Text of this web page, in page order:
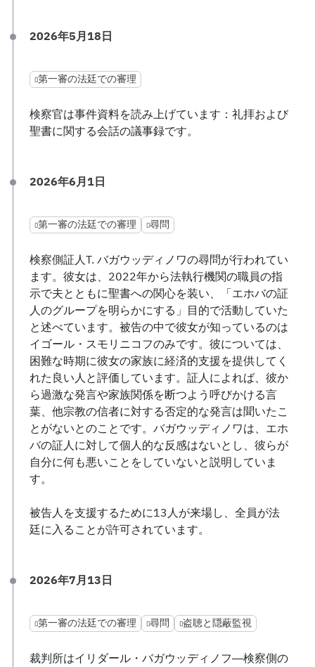
2026年5月18日
第一審の法廷での審理
検察官は事件資料を読み上げています：礼拝および
聖書に関する会話の議事録です。
2026年6月1日
第一審の法廷での審理 尋問
検察側証人T. バガウッディノワの尋問が行われてい
ます。彼女は、2022年から法執行機関の職員の指
示で夫とともに聖書への関心を装い、「エホバの証
人のグループを明らかにする」目的で活動していた
と述べています。被告の中で彼女が知っているのは
イゴール・スモリニコフのみです。彼については、
困難な時期に彼女の家族に経済的支援を提供してく
れた良い人と評価しています。証人によれば、彼か
ら過激な発言や家族関係を断つよう呼びかける言
葉、他宗教の信者に対する否定的な発言は聞いたこ
とがないとのことです。バガウッディノワは、エホ
バの証人に対して個人的な反感はないとし、彼らが
自分に何も悪いことをしていないと説明していま
す。
被告人を支援するために13人が来場し、全員が法
廷に入ることが許可されています。
2026年7月13日
第一審の法廷での審理 尋問 盗聴と隠蔽監視
裁判所はイリダール・バガウッディノフ―検察側の